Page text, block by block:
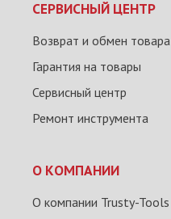
СЕРВИСНЫЙ ЦЕНТР
Возврат и обмен товара
Гарантия на товары
Сервисный центр
Ремонт инструмента
О КОМПАНИИ
О компании Trusty-Tools